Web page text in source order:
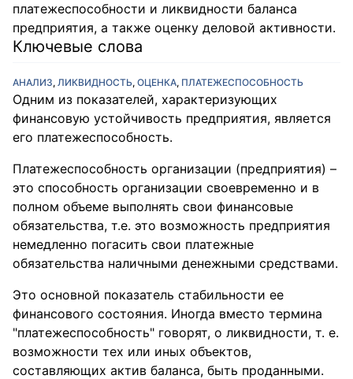
платежеспособности и ликвидности баланса
предприятия, а также оценку деловой активности.
Ключевые слова
АНАЛИЗ, ЛИКВИДНОСТЬ, ОЦЕНКА, ПЛАТЕЖЕСПОСОБНОСТЬ
Одним из показателей, характеризующих
финансовую устойчивость предприятия, является
его платежеспособность.
Платежеспособность организации (предприятия) –
это способность организации своевременно и в
полном объеме выполнять свои финансовые
обязательства, т.е. это возможность предприятия
немедленно погасить свои платежные
обязательства наличными денежными средствами.
Это основной показатель стабильности ее
финансового состояния. Иногда вместо термина
"платежеспособность" говорят, о ликвидности, т. е.
возможности тех или иных объектов,
составляющих актив баланса, быть проданными.